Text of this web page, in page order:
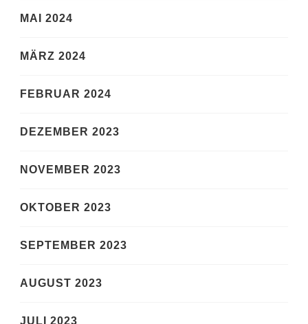
MAI 2024
MÄRZ 2024
FEBRUAR 2024
DEZEMBER 2023
NOVEMBER 2023
OKTOBER 2023
SEPTEMBER 2023
AUGUST 2023
JULI 2023